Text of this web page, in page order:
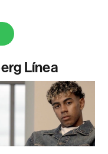
Línea